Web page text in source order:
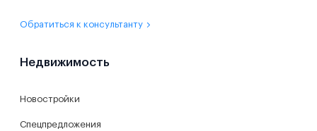
Обратиться к консультанту
Недвижимость
Новостройки
Спецпредложения